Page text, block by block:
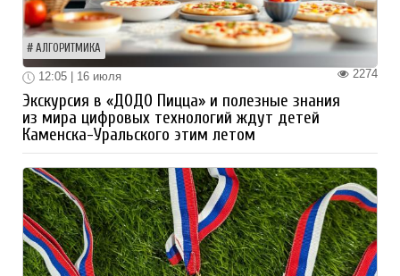
АЛГОРИТМИКА
2274
12:05 | 16 июля
Экскурсия в «ДОДО Пицца» и полезные знания
из мира цифровых технологий ждут детей
Каменска-Уральского этим летом